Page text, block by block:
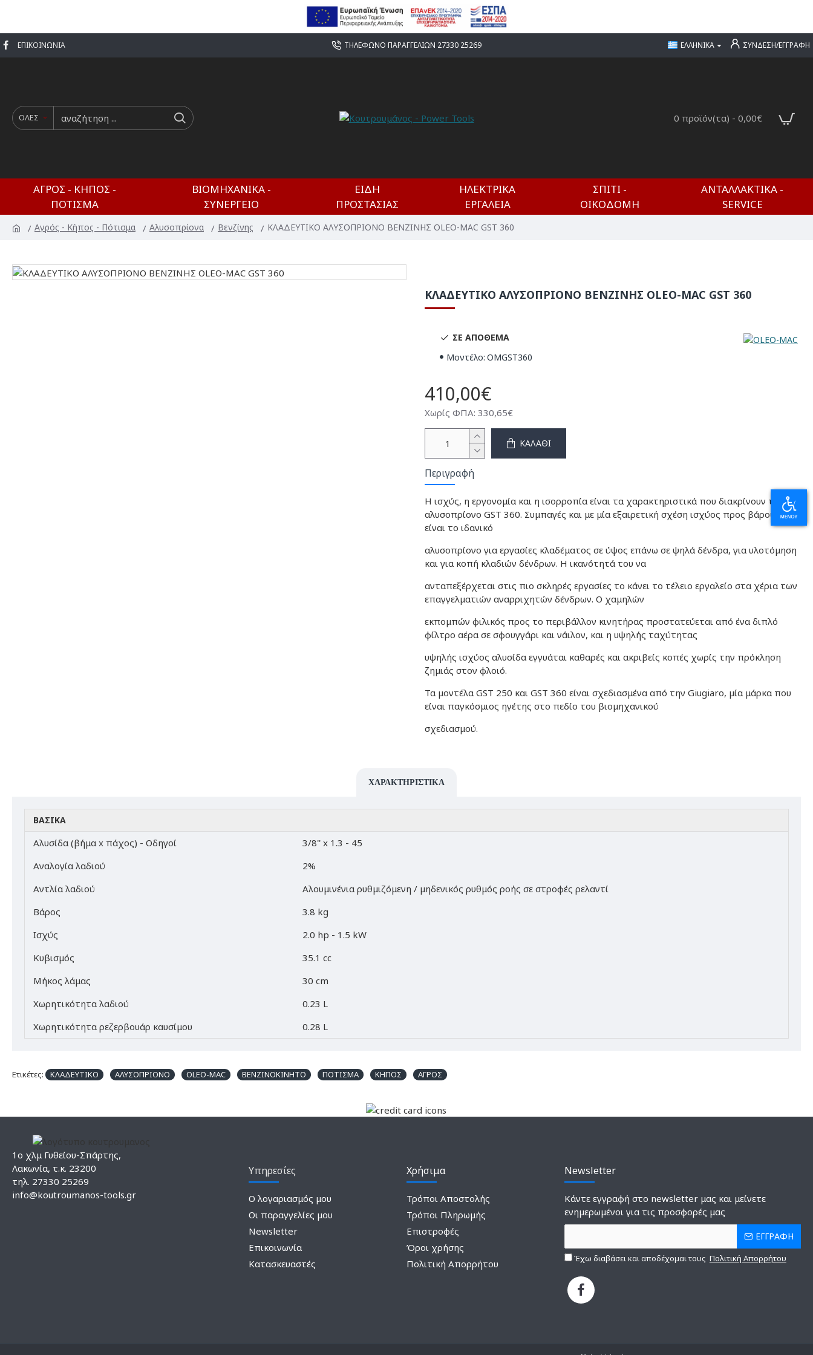
ΕΠΙΚΟΙΝΩΝΊΑ ΤΗΛΕΦΩΝΟ ΠΑΡΑΓΓΕΛΙΩΝ 27330 25269 ΕΛΛΗΝΙΚΆ ΣΎΝΔΕΣΗ/ΕΓΓΡΑΦΉ
ΟΛΕΣ 0 προϊόν(τα) - 0,00€
ΑΓΡΌΣ - ΚΉΠΟΣ -
ΠΌΤΙΣΜΑ
ΒΙΟΜΗΧΑΝΙΚΆ -
ΣΥΝΕΡΓΕΊΟ
ΕΊΔΗ
ΠΡΟΣΤΑΣΊΑΣ
ΗΛΕΚΤΡΙΚΆ
ΕΡΓΑΛΕΊΑ
ΣΠΊΤΙ -
ΟΙΚΟΔΟΜΉ
ΑΝΤΑΛΛΑΚΤΙΚΆ -
SERVICE
Αγρός - Κήπος - Πότισμα Αλυσοπρίονα Βενζίνης ΚΛΑΔΕΥΤΙΚΟ ΑΛΥΣΟΠΡΙΟΝΟ ΒΕΝΖΙΝΗΣ OLEO-MAC GST 360
ΚΛΑΔΕΥΤΙΚΟ ΑΛΥΣΟΠΡΙΟΝΟ ΒΕΝΖΙΝΗΣ OLEO-MAC GST 360
ΣΕ ΑΠΌΘΕΜΑ
Μοντέλο: OMGST360
410,00€
Χωρίς ΦΠΑ: 330,65€
ΚΑΛΆΘΙ
Περιγραφή
Η ισχύς, η εργονομία και η ισορροπία είναι τα χαρακτηριστικά που διακρίνουν το
αλυσοπρίονο GST 360. Συμπαγές και με μία εξαιρετική σχέση ισχύος προς βάρους,
είναι το ιδανικό
αλυσοπρίονο για εργασίες κλαδέματος σε ύψος επάνω σε ψηλά δένδρα, για υλοτόμηση
και για κοπή κλαδιών δένδρων. Η ικανότητά του να
ανταπεξέρχεται στις πιο σκληρές εργασίες το κάνει το τέλειο εργαλείο στα χέρια των
επαγγελματιών αναρριχητών δένδρων. Ο χαμηλών
εκπομπών φιλικός προς το περιβάλλον κινητήρας προστατεύεται από ένα διπλό
φίλτρο αέρα σε σφουγγάρι και νάιλον, και η υψηλής ταχύτητας
υψηλής ισχύος αλυσίδα εγγυάται καθαρές και ακριβείς κοπές χωρίς την πρόκληση
ζημιάς στον φλοιό.
Τα μοντέλα GST 250 και GST 360 είναι σχεδιασμένα από την Giugiaro, μία μάρκα που
είναι παγκόσμιος ηγέτης στο πεδίο του βιομηχανικού
σχεδιασμού.
ΧΑΡΑΚΤΗΡΙΣΤΙΚΆ
ΒΑΣΙΚΆ
Αλυσίδα (βήμα x πάχος) - Οδηγοί
3/8'' x 1.3 - 45
Αναλογία λαδιού
2%
Αντλία λαδιού
Αλουμινένια ρυθμιζόμενη / μηδενικός ρυθμός ροής σε στροφές ρελαντί
Βάρος
3.8 kg
Ισχύς
2.0 hp - 1.5 kW
Κυβισμός
35.1 cc
Μήκος λάμας
30 cm
Χωρητικότητα λαδιού
0.23 L
Χωρητικότητα ρεζερβουάρ καυσίμου
0.28 L
Ετικέτες: ΚΛΑΔΕΥΤΙΚΟ ΑΛΥΣΟΠΡΙΟΝΟ OLEO-MAC ΒΕΝΖΙΝΟΚΙΝΗΤΟ ΠΟΤΙΣΜΑ ΚΗΠΟΣ ΑΓΡΟΣ
1ο χλμ Γυθείου-Σπάρτης,
Λακωνία, τ.κ. 23200
τηλ. 27330 25269
info@koutroumanos-tools.gr
Υπηρεσίες
Ο λογαριασμός μου
Οι παραγγελίες μου
Newsletter
Επικοινωνία
Κατασκευαστές
Χρήσιμα
Τρόποι Αποστολής
Τρόποι Πληρωμής
Επιστροφές
Όροι χρήσης
Πολιτική Απορρήτου
Newsletter
Κάντε εγγραφή στο newsletter μας και μείνετε
ενημερωμένοι για τις προσφορές μας
ΕΓΓΡΑΦΗ
Έχω διαβάσει και αποδέχομαι τους Πολιτική Απορρήτου